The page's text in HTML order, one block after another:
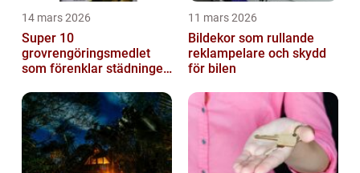
14 mars 2026
Super 10
grovrengöringsmedlet
som förenklar städningen
11 mars 2026
Bildekor som rullande
reklampelare och skydd
för bilen